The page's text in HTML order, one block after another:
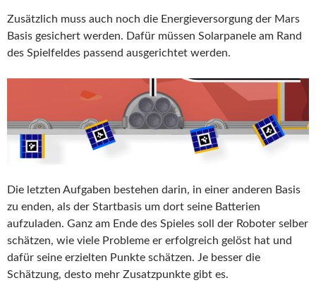
Zusätzlich muss auch noch die Energieversorgung der Mars
Basis gesichert werden. Dafür müssen Solarpanele am Rand
des Spielfeldes passend ausgerichtet werden.
Die letzten Aufgaben bestehen darin, in einer anderen Basis
zu enden, als der Startbasis um dort seine Batterien
aufzuladen. Ganz am Ende des Spieles soll der Roboter selber
schätzen, wie viele Probleme er erfolgreich gelöst hat und
dafür seine erzielten Punkte schätzen. Je besser die
Schätzung, desto mehr Zusatzpunkte gibt es.